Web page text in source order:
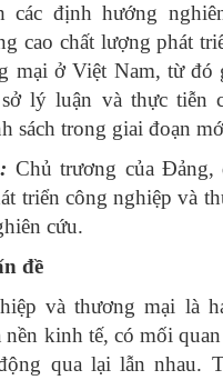
các định hướng
cao chất lượng phát
mại ở Việt Nam, từ đó
lý luận và thực tiễn
sách trong giai đoạn
Chủ trương của Đảng,
triển công nghiệp và
cứu.
đề
và thương mại là
nền kinh tế, có mối
qua lại lẫn nhau.